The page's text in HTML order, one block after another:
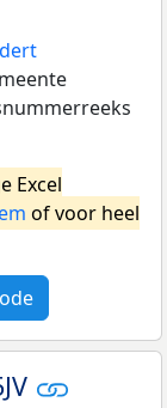
Excel
of voor heel